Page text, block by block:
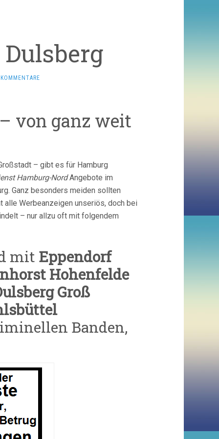
von ganz weit
– gibt es für Hamburg
Hamburg-NordAngebote im
Ganz besonders meiden sollten
alle Werbeanzeigen unseriös, doch bei
– nur allzu oft mit folgendem
mit Eppendorf
Hohenfelde
Groß
Banden,